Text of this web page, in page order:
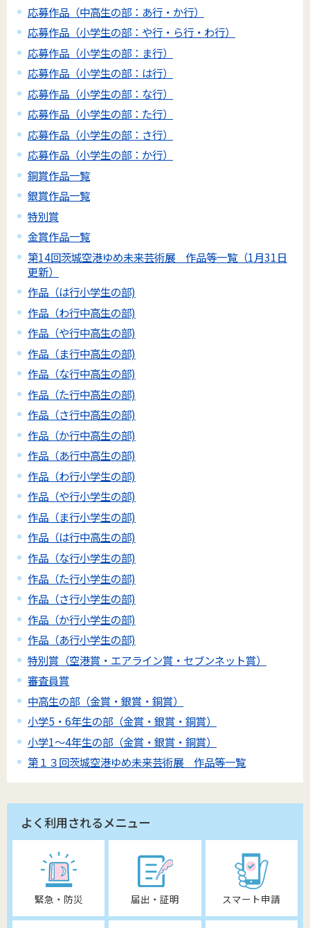
応募作品（中高生の部：あ行・か行）
応募作品（小学生の部：や行・ら行・わ行）
応募作品（小学生の部：ま行）
応募作品（小学生の部：は行）
応募作品（小学生の部：な行）
応募作品（小学生の部：た行）
応募作品（小学生の部：さ行）
応募作品（小学生の部：か行）
銅賞作品一覧
銀賞作品一覧
特別賞
金賞作品一覧
第14回茨城空港ゆめ未来芸術展 作品等一覧（1月31日
更新）
作品（は行小学生の部)
作品（わ行中高生の部)
作品（や行中高生の部)
作品（ま行中高生の部)
作品（な行中高生の部)
作品（た行中高生の部)
作品（さ行中高生の部)
作品（か行中高生の部)
作品（あ行中高生の部)
作品（わ行小学生の部)
作品（や行小学生の部)
作品（ま行小学生の部)
作品（は行中高生の部)
作品（な行小学生の部)
作品（た行小学生の部)
作品（さ行小学生の部)
作品（か行小学生の部)
作品（あ行小学生の部)
特別賞（空港賞・エアライン賞・セブンネット賞）
審査員賞
中高生の部（金賞・銀賞・銅賞）
小学5・6年生の部（金賞・銀賞・銅賞）
小学1～4年生の部（金賞・銀賞・銅賞）
第１３回茨城空港ゆめ未来芸術展 作品等一覧
よく利用されるメニュー
緊急・防災 届出・証明 スマート申請